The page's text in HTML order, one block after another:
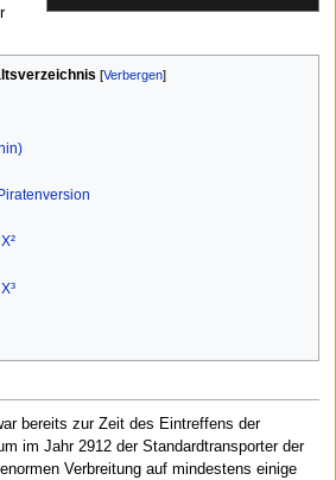
bereits zur Zeit des Eintreffens der
im Jahr 2912 der Standardtransporter der
Verbreitung auf mindestens einige